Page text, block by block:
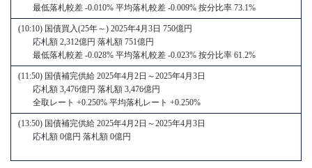
最低落札較差 -0.010% 平均落札較差 -0.009% 按分比率 73.1%
(10:10) 国債買入(25年～) 2025年4月3日 750億円
応札額 2,312億円 落札額 751億円
最低落札較差 -0.028% 平均落札較差 -0.023% 按分比率 61.2%
(11:50) 国債補完供給 2025年4月2日～2025年4月3日
応札額 3,476億円 落札額 3,476億円
全取レート +0.250% 平均落札レート +0.250%
(13:50) 国債補完供給 2025年4月2日～2025年4月3日
応札額 0億円 落札額 0億円